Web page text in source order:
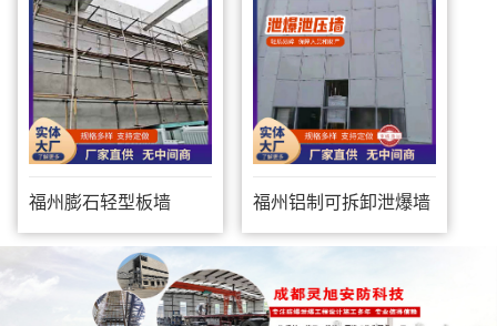
福州膨石轻型板墙 福州铝制可拆卸泄爆墙